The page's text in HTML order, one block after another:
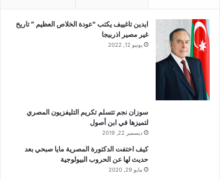
ايدين تاغييف يكتب “عودة الخلاص العظيم ” تاريخ
غير مصير اذربيجا
يونيو 12, 2022
سوزان نجم تتسلم تكريم التليفزيون المصري
لتميزها في ابن أصول
ديسمبر 22, 2019
كيف اختفت الدكتورة المصرية مايا صبحي بعد
حديث لها عن الحروب البيولوجية
مايو 29, 2020